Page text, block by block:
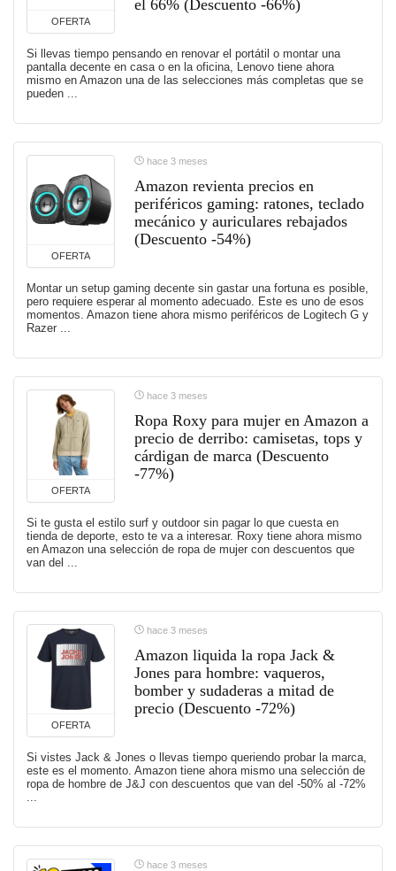
OFERTA
el 66% (Descuento -66%)
Si llevas tiempo pensando en renovar el portátil o montar una
pantalla decente en casa o en la oficina, Lenovo tiene ahora
mismo en Amazon una de las selecciones más completas que se
pueden ...
OFERTA
hace 3 meses
Amazon revienta precios en
periféricos gaming: ratones, teclado
mecánico y auriculares rebajados
(Descuento -54%)
Montar un setup gaming decente sin gastar una fortuna es posible,
pero requiere esperar al momento adecuado. Este es uno de esos
momentos. Amazon tiene ahora mismo periféricos de Logitech G y
Razer ...
OFERTA
hace 3 meses
Ropa Roxy para mujer en Amazon a
precio de derribo: camisetas, tops y
cárdigan de marca (Descuento
-77%)
Si te gusta el estilo surf y outdoor sin pagar lo que cuesta en
tienda de deporte, esto te va a interesar. Roxy tiene ahora mismo
en Amazon una selección de ropa de mujer con descuentos que
van del ...
OFERTA
hace 3 meses
Amazon liquida la ropa Jack &
Jones para hombre: vaqueros,
bomber y sudaderas a mitad de
precio (Descuento -72%)
Si vistes Jack & Jones o llevas tiempo queriendo probar la marca,
este es el momento. Amazon tiene ahora mismo una selección de
ropa de hombre de J&J con descuentos que van del -50% al -72%
...
hace 3 meses